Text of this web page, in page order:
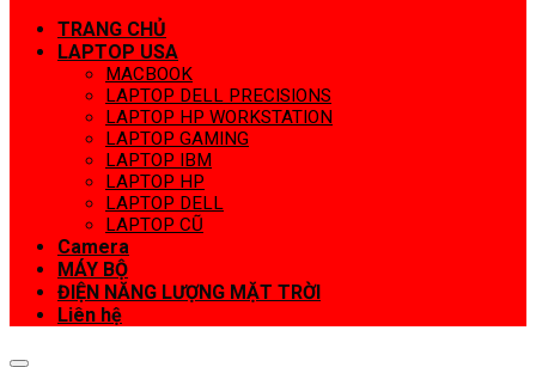
TRANG CHỦ
LAPTOP USA
MACBOOK
LAPTOP DELL PRECISIONS
LAPTOP HP WORKSTATION
LAPTOP GAMING
LAPTOP IBM
LAPTOP HP
LAPTOP DELL
LAPTOP CŨ
Camera
MÁY BỘ
ĐIỆN NĂNG LƯỢNG MẶT TRỜI
Liên hệ